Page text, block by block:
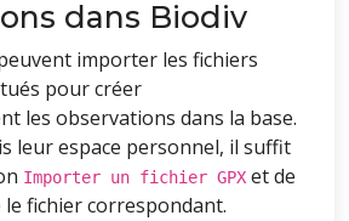
dans Biodiv
importer les fichiers
pour créer
les observations dans la base.
leur espace personnel, il suffit
Importer un fichier GPX et de
fichier correspondant.